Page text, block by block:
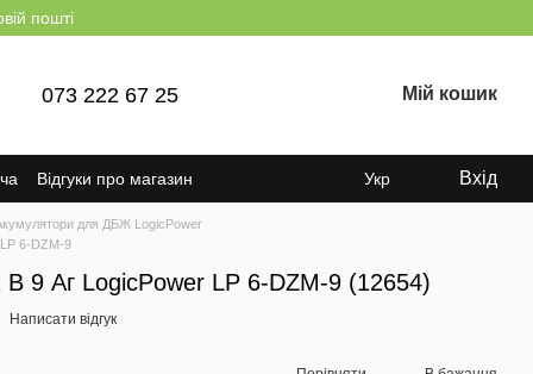
пошті
073 222 67 25 Мій кошик
Відгуки про магазин Укр Вхід
для ДБЖ LogicPower
6-DZM-9
В 9 Аг LogicPower LP 6-DZM-9 (12654)
Написати відгук